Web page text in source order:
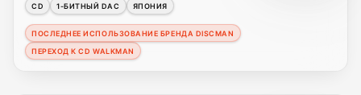
CD 1-БИТНЫЙ DAC ЯПОНИЯ
ПОСЛЕДНЕЕ ИСПОЛЬЗОВАНИЕ БРЕНДА DISCMAN
ПЕРЕХОД К CD WALKMAN